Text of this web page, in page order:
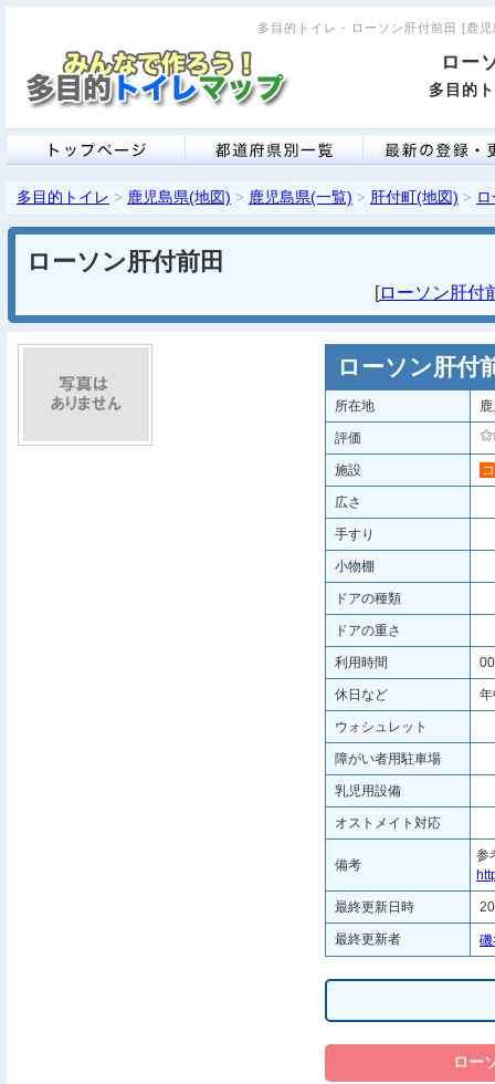
多目的トイレ - ローソン肝付前田 [鹿
ロー
多目的
多目的トイレ > 鹿児島県(地図) > 鹿児島県(一覧) > 肝付町(地図) >
ローソン肝付前田
[ローソン肝付
ローソン肝付
所在地
評価
施設 コ
広さ
手すり
小物棚
ドアの種類
ドアの重さ
利用時間
休日など
ウォシュレット
障がい者用駐車場
乳児用設備
オストメイト対応
備考
参
最終更新日時
最終更新者